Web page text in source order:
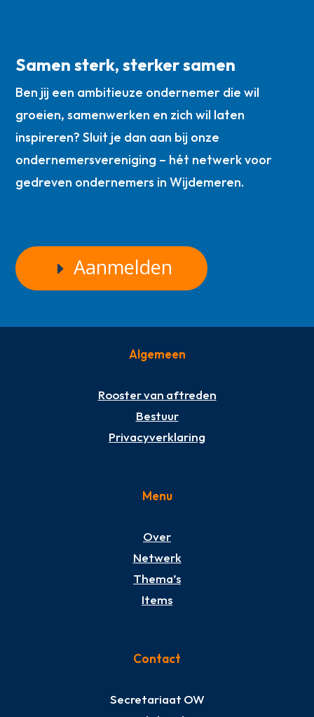
Samen sterk, sterker samen
Ben jij een ambitieuze ondernemer die wil
groeien, samenwerken en zich wil laten
inspireren? Sluit je dan aan bij onze
ondernemersvereniging – hét netwerk voor
gedreven ondernemers in Wijdemeren.
Aanmelden
Algemeen
Rooster van aftreden
Bestuur
Privacyverklaring
Menu
Over
Netwerk
Thema’s
Items
Contact
Secretariaat OW